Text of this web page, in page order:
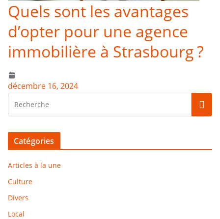
Quels sont les avantages
d’opter pour une agence
immobilière à Strasbourg ?
décembre 16, 2024
Catégories
Articles à la une
Culture
Divers
Local